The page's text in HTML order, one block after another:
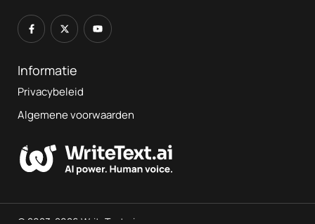
Informatie
Privacybeleid
Algemene voorwaarden
© 2023-2026 WriteText.ai